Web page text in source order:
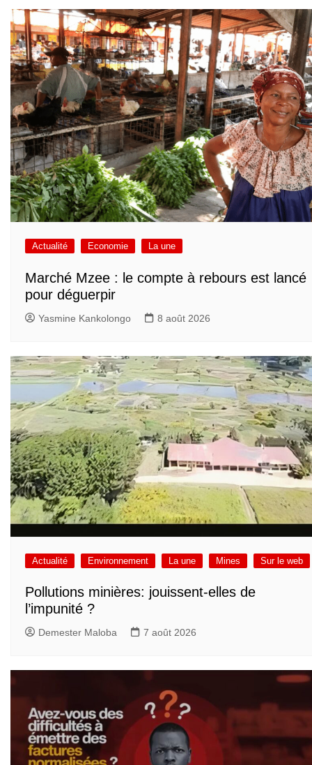
Actualité Economie La une
Marché Mzee : le compte à rebours est lancé
pour déguerpir
Yasmine Kankolongo 8 août 2026
Actualité Environnement La une Mines Sur le web
Pollutions minières: jouissent-elles de
l’impunité ?
Demester Maloba 7 août 2026